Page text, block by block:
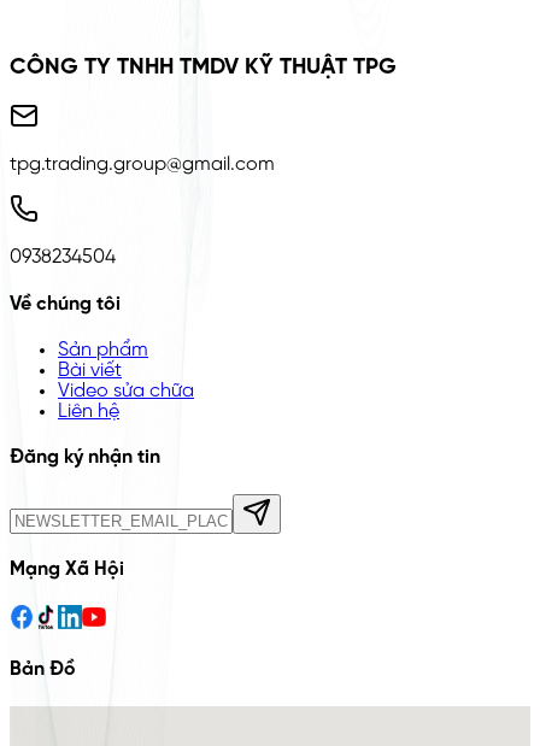
CÔNG TY TNHH TMDV KỸ THUẬT TPG
tpg.trading.group@gmail.com
0938234504
Về chúng tôi
Sản phẩm
Bài viết
Video sửa chữa
Liên hệ
Đăng ký nhận tin
Mạng Xã Hội
Bản Đồ